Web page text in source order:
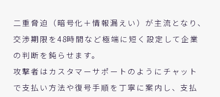
二重脅迫（暗号化＋情報漏えい）が主流となり、
交渉期限を48時間など極端に短く設定して企業
の判断を鈍らせます。
攻撃者はカスタマーサポートのようにチャット
で支払い方法や復号手順を丁寧に案内し、支払